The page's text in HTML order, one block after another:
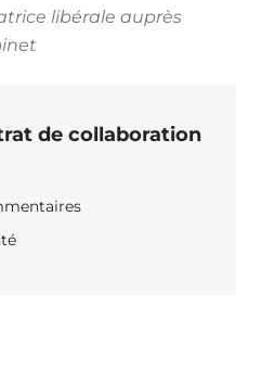
libérale auprès
de collaboration